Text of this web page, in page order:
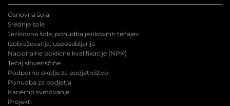
Osnovna šola
Srednje šole
Jezikovna šola, ponudba jezikovnih tečajev
Izobraževanja, usposabljanja
Nacionalne poklicne kvalifikacije (NPK)
Tečaj slovenščine
Podporno okolje za podjetništvo
Ponudba za podjetja
Karierno svetovanje
Projekti